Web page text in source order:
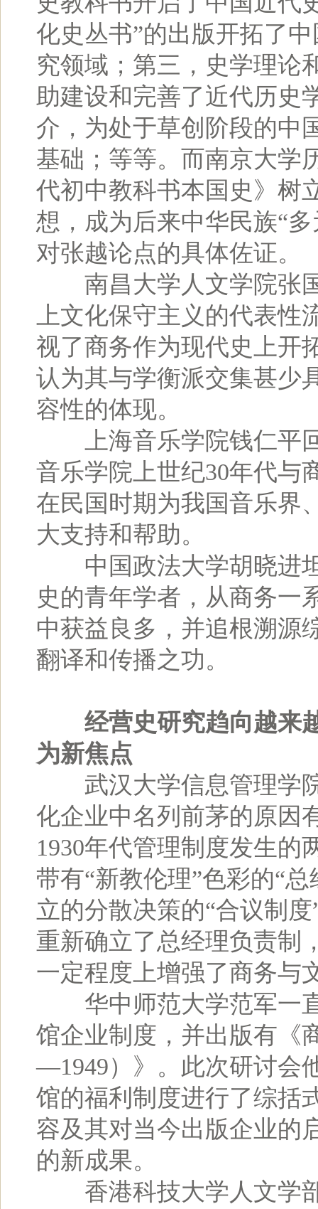
化史丛书”的出版开拓了
究领域；第三，史学理论
助建设和完善了近代历史
介，为处于草创阶段的中
基础；等等。而南京大学
代初中教科书本国史》树
想，成为后来中华民族“
对张越论点的具体佐证。
南昌大学人文学院张国
上文化保守主义的代表
视了商务作为现代史上开
认为其与学衡派交集甚少
容性的体现。
上海音乐学院钱仁平回
音乐学院上世纪30年代与
在民国时期为我国音乐界
大支持和帮助。
中国政法大学胡晓进坦
史的青年学者，从商务一
中获益良多，并追根溯源
翻译和传播之功。
经营史研究趋向越来
为新焦点
武汉大学信息管理学院
化企业中名列前茅的原因
1930年代管理制度发生的
带有“新教伦理”色彩的“
立的分散决策的“合议制
重新确立了总经理负责制
一定程度上增强了商务与
华中师范大学范军一直
馆企业制度，并出版有《
—1949）》。此次研讨会
馆的福利制度进行了综括
容及其对当今出版企业的
的新成果。
香港科技大学人文学部